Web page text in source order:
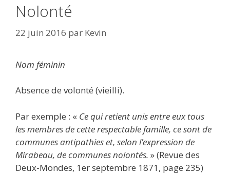
Nolonté
22 juin 2016 par Kevin
Nom féminin
Absence de volonté (vieilli).
Par exemple : « Ce qui retient unis entre eux tous
les membres de cette respectable famille, ce sont de
communes antipathies et, selon l’expression de
Mirabeau, de communes nolontés. » (Revue des
Deux-Mondes, 1er septembre 1871, page 235)